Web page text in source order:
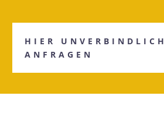
HIER UNVERBINDLICH
ANFRAGEN